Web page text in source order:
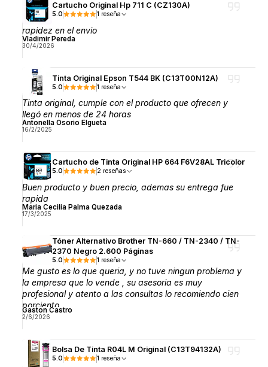
Cartucho Original Hp 711 C (CZ130A)
5.0 1 reseña
rapidez en el envio
Vladimir Pereda
30/4/2026
Tinta Original Epson T544 BK (C13T00N12A)
5.0 1 reseña
Tinta original, cumple con el producto que ofrecen y
llegó en menos de 24 horas
Antonella Osorio Elgueta
16/2/2025
Cartucho de Tinta Original HP 664 F6V28AL Tricolor
5.0 2 reseñas
Buen producto y buen precio, ademas su entrega fue
rapida
Maria Cecilia Palma Quezada
17/3/2025
Tóner Alternativo Brother TN-660 / TN-2340 / TN-
2370 Negro 2.600 Páginas
5.0 1 reseña
Me gusto es lo que queria, y no tuve ningun problema y
la empresa que lo vende , su asesoria es muy
profesional y atento a las consultas lo recomiendo cien
porciento
Gaston Castro
2/6/2026
Bolsa De Tinta R04L M Original (C13T94132A)
5.0 1 reseña